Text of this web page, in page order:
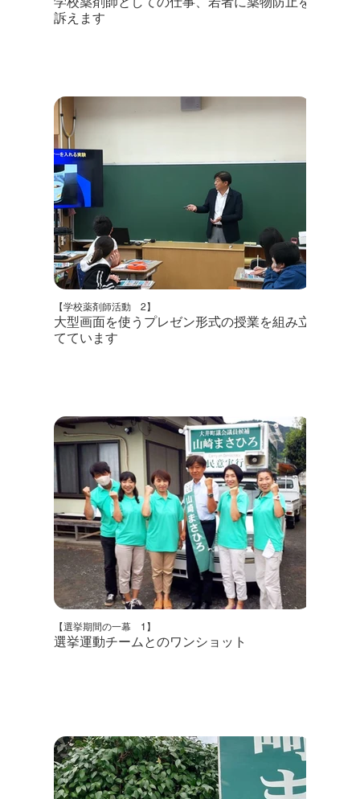
訴えます
【学校薬剤師活動 2】
大型画面を使うプレゼン形式の授業を組み立
てています
【選挙期間の一幕 1】
選挙運動チームとのワンショット